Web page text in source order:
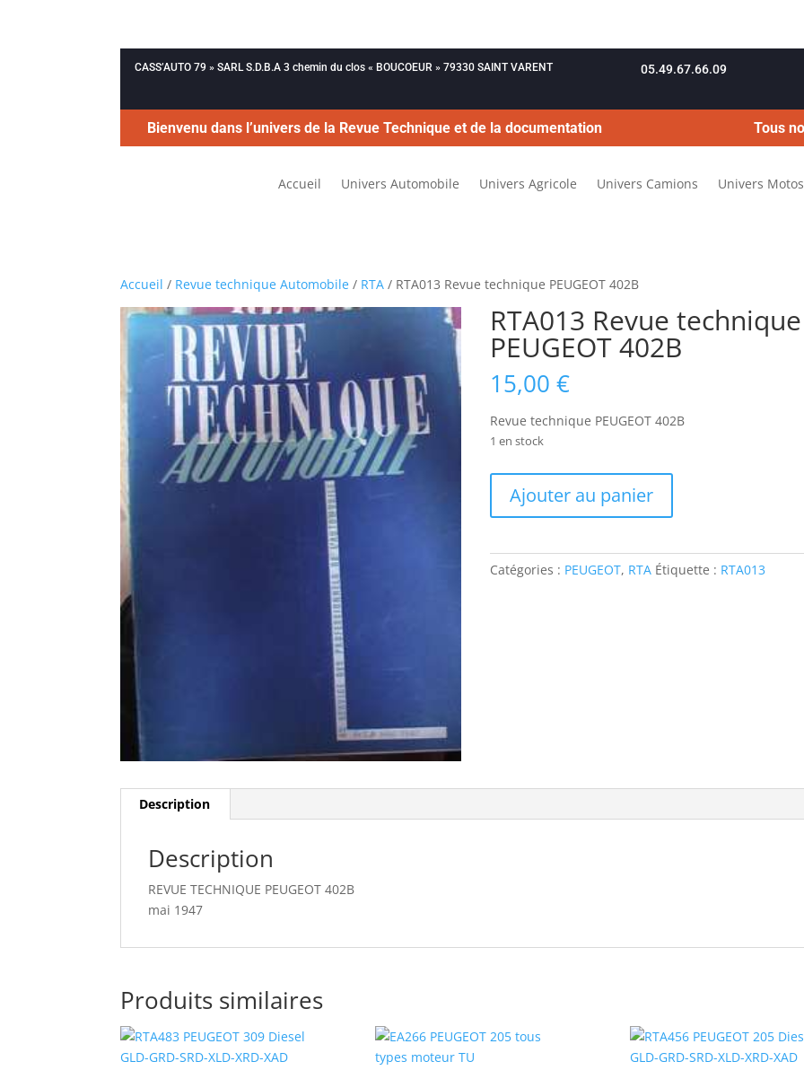
CASS’AUTO 79 » SARL S.D.B.A 3 chemin du clos « BOUCOEUR » 79330 SAINT VARENT 05.49.67.66.09
Bienvenu dans l’univers de la Revue Technique et de la documentation Tous
Accueil Univers Automobile Univers Agricole Univers Camions Univers Motos
Accueil / Revue technique Automobile / RTA / RTA013 Revue technique PEUGEOT 402B
RTA013 Revue technique
PEUGEOT 402B
15,00€
Revue technique PEUGEOT 402B
1 en stock
RTA013
technique
Ajouter au panier
Catégories : PEUGEOT, RTA Étiquette : RTA013
Description
Description
REVUE TECHNIQUE PEUGEOT 402B
mai 1947
Produits similaires